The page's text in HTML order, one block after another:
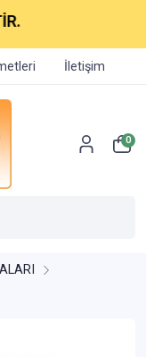
İletişim
0